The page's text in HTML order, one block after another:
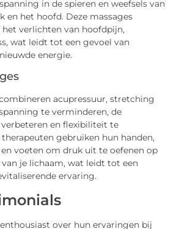
in de spieren en weefsels van
en het hoofd. Deze massages
het verlichten van hoofdpijn,
wat leidt tot een gevoel van
energie.
acupressuur, stretching
te verminderen, de
en flexibiliteit te
therapeuten gebruiken hun handen,
voeten om druk uit te oefenen op
je lichaam, wat leidt tot een
ervaring.
over hun ervaringen bij